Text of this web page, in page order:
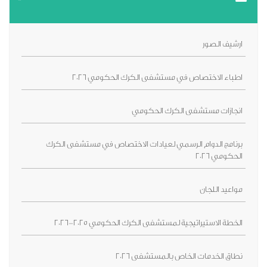
ارشيف الصور
اطباء الاختصاص في مستشفى الكرك الحكومي 2026
انجازات مستشفى الكرك الحكومي
برنامج الدوام الرسمي لعيادات الاختصاص في مستشفى الكرك
الحكومي 2026
مواعيد اللجان
الخطة الاستيراتيجية لمستشفى الكرك الحكومي 2025-2026
نطاق الخدمات الخاص بالمستشفى 2026